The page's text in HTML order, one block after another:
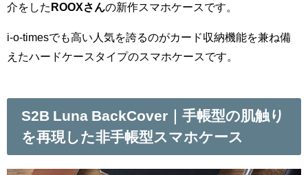
介をしたROOXさんの新作スマホケースです。
i-o-timesでも高い人気を誇るのがカード収納機能を兼ね備
えたハードケースタイプのスマホケースです。
S2B Luna BackCover｜手帳型の肌触り
を再現した非手帳型スマホケース